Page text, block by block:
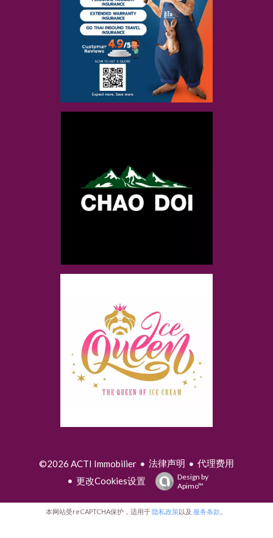
©2026 ACTI Immobilier 法律声明
代理费用
更改Cookies设置
Design by
Apimo™
本网站受reCAPTCHA保护，适用于隐私政策以及 服务条款